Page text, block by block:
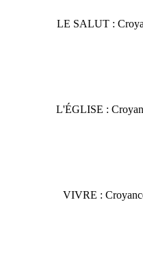
LE SALUT :
L'ÉGLISE :
VIVRE :